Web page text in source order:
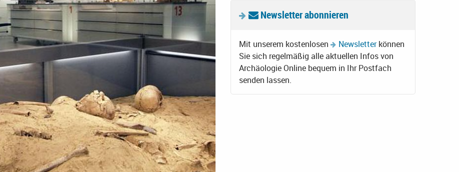
Newsletter abonnieren
Mit unserem kostenlosen Newsletterkönnen
Sie sich regelmäßig alle aktuellen Infos von
Archäologie Online bequem in Ihr Postfach
senden lassen.